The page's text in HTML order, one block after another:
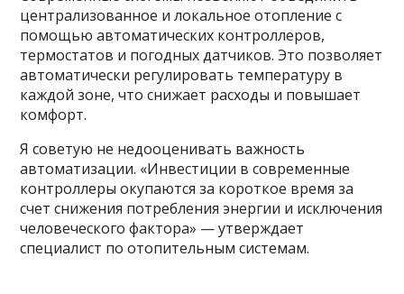
централизованное и локальное отопление с
помощью автоматических контроллеров,
термостатов и погодных датчиков. Это позволяет
автоматически регулировать температуру в
каждой зоне, что снижает расходы и повышает
комфорт.
Я советую не недооценивать важность
автоматизации. «Инвестиции в современные
контроллеры окупаются за короткое время за
счет снижения потребления энергии и исключения
человеческого фактора» — утверждает
специалист по отопительным системам.